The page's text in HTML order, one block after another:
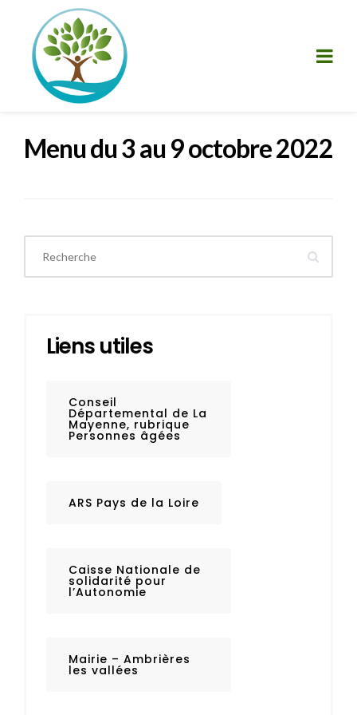
Menu du 3 au 9 octobre 2022
Liens utiles
Conseil
Départemental de La
Mayenne, rubrique
Personnes âgées
ARS Pays de la Loire
Caisse Nationale de
solidarité pour
l’Autonomie
Mairie – Ambrières
les vallées